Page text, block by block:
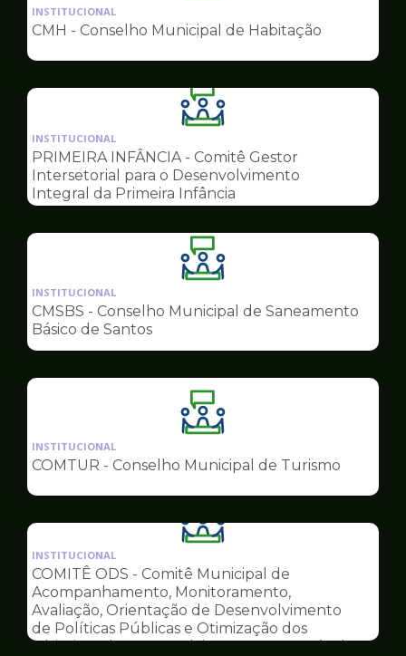
da
pagina
Conselhos
INSTITUCIONAL
CMH - Conselho Municipal de Habitação
Ilustração
da
pagina
de
Conselhos
INSTITUCIONAL
PRIMEIRA INFÂNCIA - Comitê Gestor
Intersetorial para o Desenvolvimento
Integral da Primeira Infância
Ilustração
da
pagina
Conselhos
INSTITUCIONAL
CMSBS - Conselho Municipal de Saneamento
Básico de Santos
Ilustração
da
pagina
Conselhos
INSTITUCIONAL
COMTUR - Conselho Municipal de Turismo
Ilustração
da
pagina
de
Conselhos
INSTITUCIONAL
COMITÊ ODS - Comitê Municipal de
Acompanhamento, Monitoramento,
Avaliação, Orientação de Desenvolvimento
de Políticas Públicas e Otimização dos
Objetivos do Desenvolvimento Sustentável